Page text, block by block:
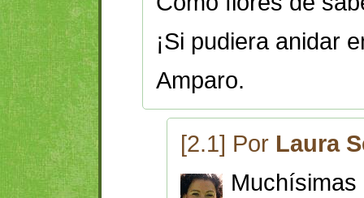
¡Si pudiera anidar
Amparo.
[2.1] Por Laura
Muchísimas